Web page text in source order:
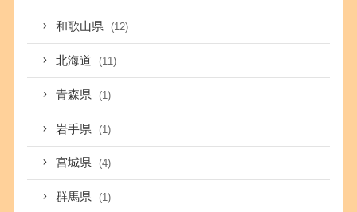
和歌山県 (12)
北海道 (11)
青森県 (1)
岩手県 (1)
宮城県 (4)
群馬県 (1)